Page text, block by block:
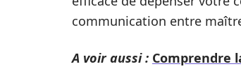
communication entre
A voir aussi : Comprendre